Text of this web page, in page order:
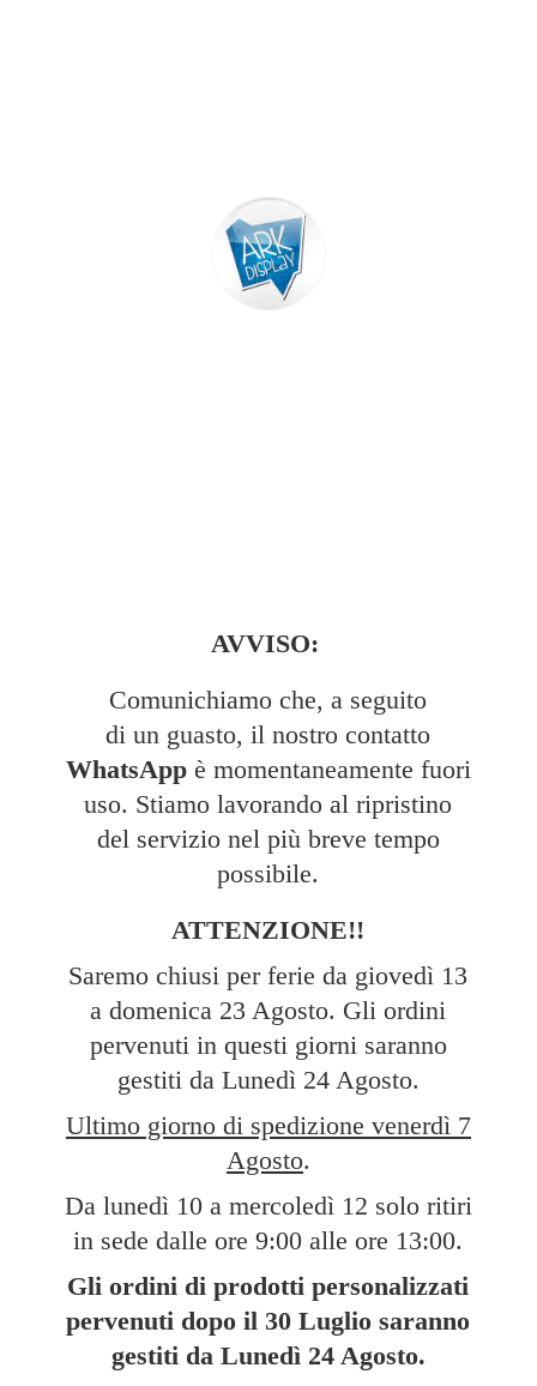
AVVISO:
Comunichiamo che, a seguito
di un guasto, il nostro contatto
WhatsAppè momentaneamente fuori
uso. Stiamo lavorando al ripristino
del servizio nel più breve tempo
possibile.
ATTENZIONE!!
Saremo chiusi per ferie da giovedì 13
a domenica 23 Agosto. Gli ordini
pervenuti in questi giorni saranno
gestiti da Lunedì 24 Agosto.
Ultimo giorno di spedizione venerdì 7
Agosto.
Da lunedì 10 a mercoledì 12 solo ritiri
in sede dalle ore 9:00 alle ore 13:00.
Gli ordini di prodotti personalizzati
pervenuti dopo il 30 Luglio saranno
gestiti da Lunedì 24 Agosto.